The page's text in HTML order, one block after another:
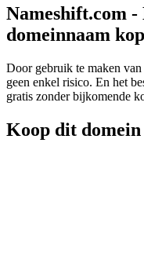
Nameshift.com -
domeinnaam
Door gebruik te maken
geen enkel risico. En het
gratis zonder bijkomende
Koop dit domein